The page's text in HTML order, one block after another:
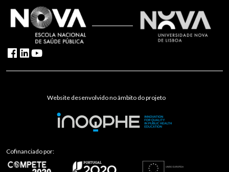
Website desenvolvido no âmbito do projeto
Cofinanciado por: